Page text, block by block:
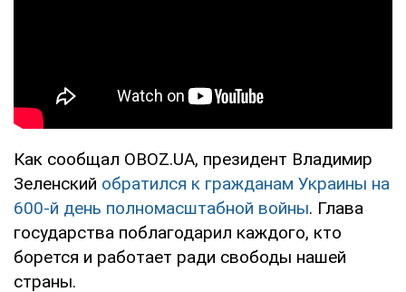
Как сообщал OBOZ.UA, президент Владимир
Зеленский обратился к гражданам Украины на
600-й день полномасштабной войны. Глава
государства поблагодарил каждого, кто
борется и работает ради свободы нашей
страны.